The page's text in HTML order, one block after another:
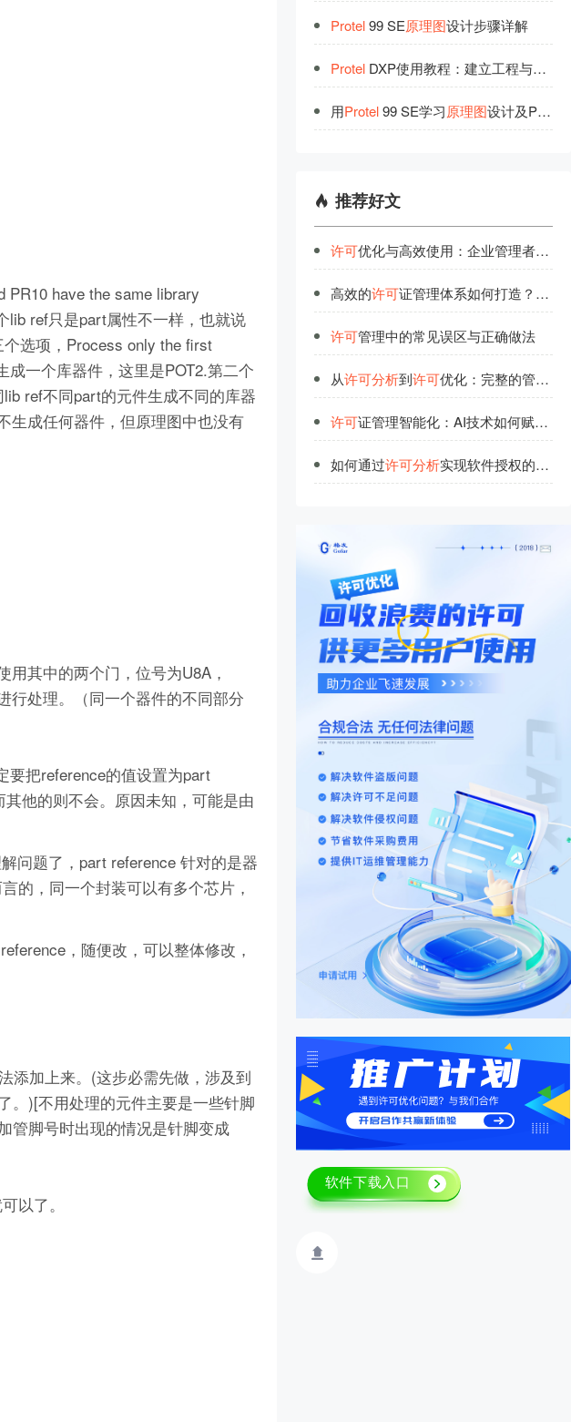
PR10 have the same library
lib ref只是part属性不一样，也就说
选项，Process only the first
一个库器件，这里是POT2.第二个
ref不同part的元件生成不同的库器
生成任何器件，但原理图中也没有
其中的两个门，位号为U8A，
行处理。（同一个器件的不同部分
要把reference的值设置为part
他的则不会。原因未知，可能是由
问题了，part reference 针对的是器
的，同一个封装可以有多个芯片，
，随便改，可以整体修改，
添加上来。(这步必需先做，涉及到
。)[不用处理的元件主要是一些针脚
管脚号时出现的情况是针脚变成
以了。
Protel99 SE原理图设计步骤详解
ProtelDXP使用教程：建立工程与绘制
用Protel99 SE学习原理图设计及PCB绘制
推荐好文
许可优化与高效使用：企业管理者的必修课
高效的许可证管理体系如何打造？行业领先者经验分享
许可管理中的常见误区与正确做法
从许可分析到许可优化：完整的管理闭环
许可证管理智能化：AI技术如何赋能高效管理？
如何通过许可分析实现软件授权的高效使用？